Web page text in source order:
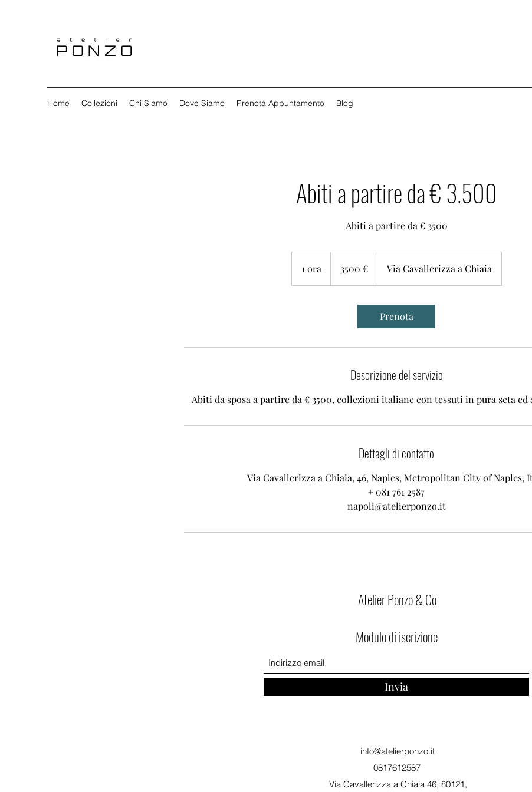
Home Collezioni Chi Siamo Dove Siamo Prenota Appuntamento Blog
Abiti a partire da € 3.500
Abiti a partire da € 3500
1 ora
o
3500 € Via Cavallerizza a Chiaia
Prenota
Descrizione del servizio
Abiti da sposa a partire da € 3500, collezioni italiane con tessuti in pura seta ed
Dettagli di contatto
Via Cavallerizza a Chiaia, 46, Naples, Metropolitan City of Naples,
+ 081 761 2587
napoli@atelierponzo.it
Atelier Ponzo & Co
Modulo di iscrizione
Invia
info@atelierponzo.it
0817612587
Via Cavallerizza a Chiaia 46, 80121,